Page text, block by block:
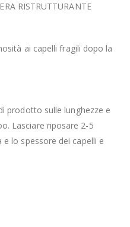
RISTRUTTURANTE
ai capelli fragili dopo la
prodotto sulle lunghezze e
Lasciare riposare 2-5
lo spessore dei capelli e